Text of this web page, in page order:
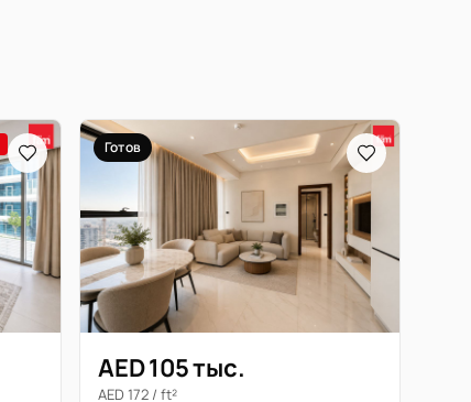
Готов
AED 105 тыс.
AED 172 / ft²